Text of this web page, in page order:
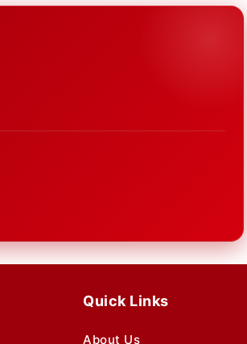
Quick Links
About Us